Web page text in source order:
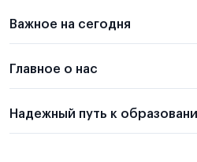
Важное на сегодня
Главное о нас
Надежный путь к